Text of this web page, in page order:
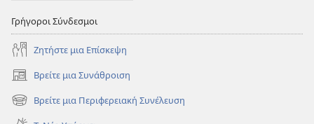
Γρήγοροι Σύνδεσμοι
Ζητήστε μια Επίσκεψη
Βρείτε μια Συνάθροιση
(ανοίγει
νέο
παράθυρο)
Βρείτε μια Περιφερειακή Συνέλευση
(ανοίγει
νέο